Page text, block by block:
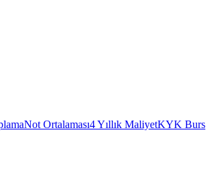
Not Ortalaması4 Yıllık MaliyetKYK Burs